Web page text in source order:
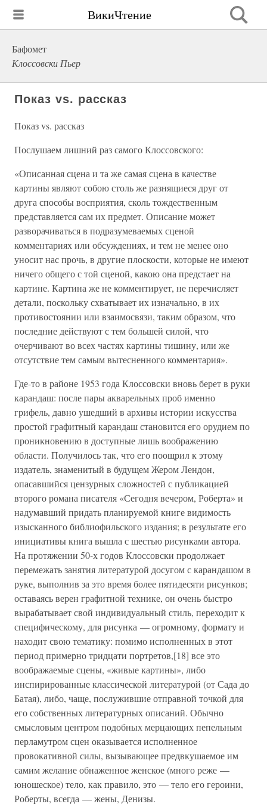
ВикиЧтение
Бафомет
Клоссовски Пьер
Показ vs. рассказ
Показ vs. рассказ
Послушаем лишний раз самого Клоссовского:
«Описанная сцена и та же самая сцена в качестве
картины являют собою столь же разнящиеся друг от
друга способы восприятия, сколь тождественным
представляется сам их предмет. Описание может
разворачиваться в подразумеваемых сценой
комментариях или обсуждениях, и тем не менее оно
уносит нас прочь, в другие плоскости, которые не имеют
ничего общего с той сценой, какою она предстает на
картине. Картина же не комментирует, не перечисляет
детали, поскольку схватывает их изначально, в их
противостоянии или взаимосвязи, таким образом, что
последние действуют с тем большей силой, что
очерчивают во всех частях картины тишину, или же
отсутствие тем самым вытесненного комментария».
Где-то в районе 1953 года Клоссовски вновь берет в руки
карандаш: после пары акварельных проб именно
грифель, давно ушедший в архивы истории искусства
простой графитный карандаш становится его орудием по
проникновению в доступные лишь воображению
области. Получилось так, что его поощрил к этому
издатель, знаменитый в будущем Жером Лендон,
опасавшийся цензурных сложностей с публикацией
второго романа писателя «Сегодня вечером, Роберта» и
надумавший придать планируемой книге видимость
изысканного библиофильского издания; в результате его
инициативы книга вышла с шестью рисунками автора.
На протяжении 50-х годов Клоссовски продолжает
перемежать занятия литературой досугом с карандашом в
руке, выполнив за это время более пятидесяти рисунков;
оставаясь верен графитной технике, он очень быстро
вырабатывает свой индивидуальный стиль, переходит к
специфическому, для рисунка — огромному, формату и
находит свою тематику: помимо исполненных в этот
период примерно тридцати портретов,[18] все это
воображаемые сцены, «живые картины», либо
инспирированные классической литературой (от Сада до
Батая), либо, чаще, послужившие отправной точкой для
его собственных литературных описаний. Обычно
смысловым центром подобных мерцающих пепельным
перламутром сцен оказывается исполненное
провокативной силы, вызывающее предвкушаемое им
самим желание обнаженное женское (много реже —
юношеское) тело, как правило, это — тело его героини,
Роберты, всегда — жены, Денизы.